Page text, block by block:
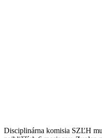
Disciplinárna komisia SZĽH